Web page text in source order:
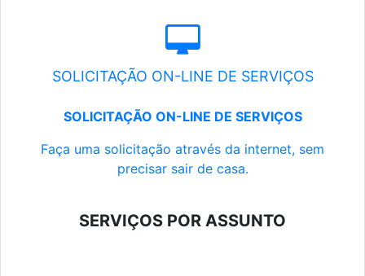
SOLICITAÇÃO ON-LINE DE SERVIÇOS
SOLICITAÇÃO ON-LINE DE SERVIÇOS
Faça uma solicitação através da internet, sem
precisar sair de casa.
SERVIÇOS POR ASSUNTO